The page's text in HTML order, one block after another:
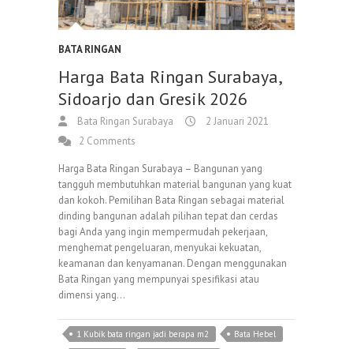
BATA RINGAN
Harga Bata Ringan Surabaya,
Sidoarjo dan Gresik 2026
Bata Ringan Surabaya
2 Januari 2021
2 Comments
Harga Bata Ringan Surabaya – Bangunan yang
tangguh membutuhkan material bangunan yang kuat
dan kokoh. Pemilihan Bata Ringan sebagai material
dinding bangunan adalah pilihan tepat dan cerdas
bagi Anda yang ingin mempermudah pekerjaan,
menghemat pengeluaran, menyukai kekuatan,
keamanan dan kenyamanan. Dengan menggunakan
Bata Ringan yang mempunyai spesifikasi atau
dimensi yang…
1 Kubik bata ringan jadi berapa m2
Bata Hebel